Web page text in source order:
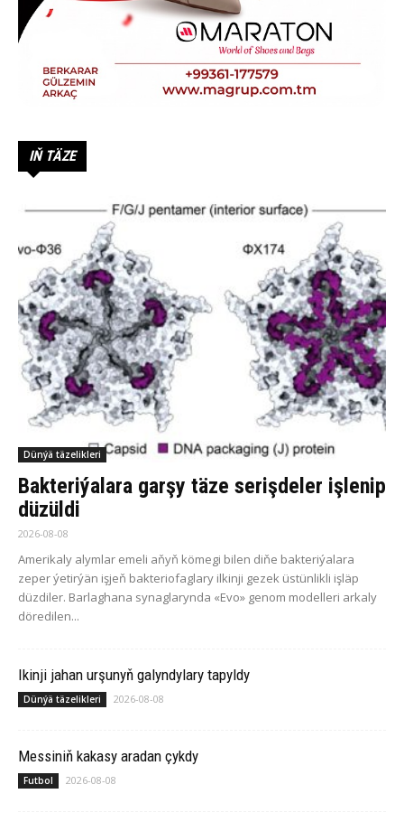
IŇ TÄZE
Dünýä täzelikleri
Bakteriýalara garşy täze serişdeler işlenip
düzüldi
2026-08-08
Amerikaly alymlar emeli aňyň kömegi bilen diňe bakteriýalara
zeper ýetirýän işjeň bakteriofaglary ilkinji gezek üstünlikli işläp
düzdiler. Barlaghana synaglarynda «Evo» genom modelleri arkaly
döredilen...
Ikinji jahan urşunyň galyndylary tapyldy
Dünýä täzelikleri 2026-08-08
Messiniň kakasy aradan çykdy
Futbol 2026-08-08